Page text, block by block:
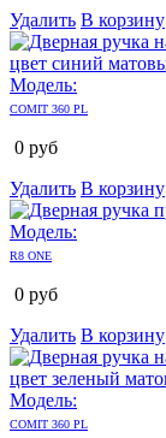
Удалить В корзину
Модель:
COMIT 360 PL
0 руб
Удалить В корзину
Модель:
R8 ONE
0 руб
Удалить В корзину
Модель:
COMIT 360 PL